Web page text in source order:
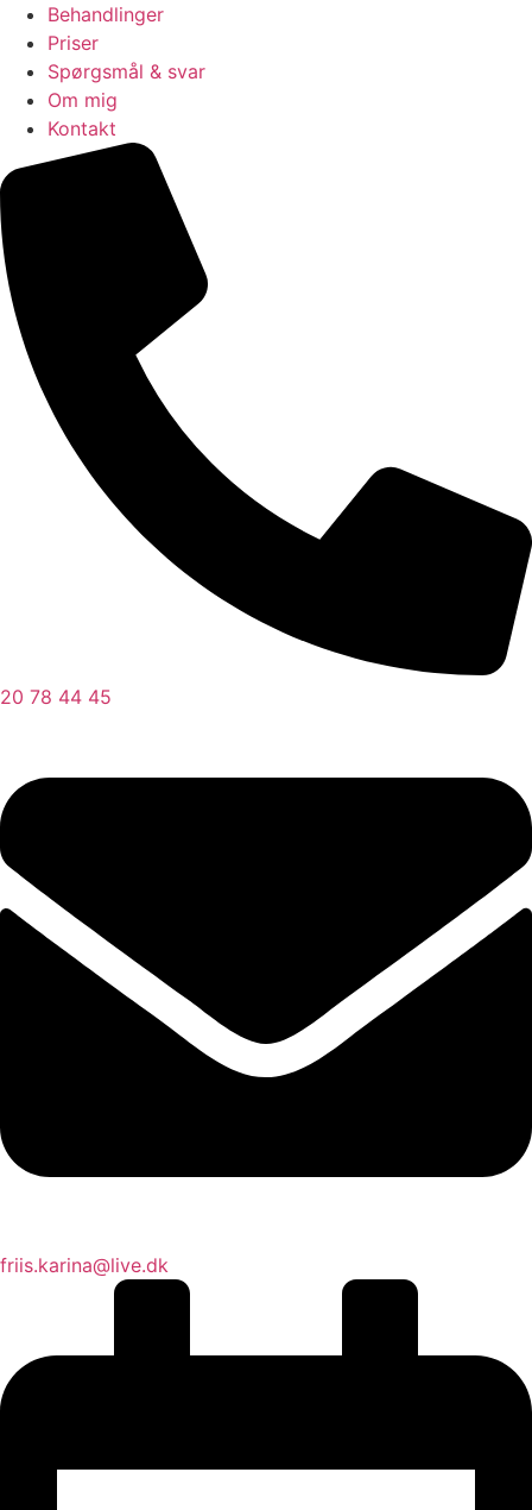
Behandlinger
Priser
Spørgsmål & svar
Om mig
Kontakt
20 78 44 45
friis.karina@live.dk